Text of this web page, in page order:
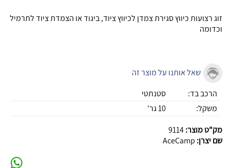
זוג רצועות כיווץ סגירת צמדן לכיווץ ציוד, ביגוד או הצמדת ציוד לתרמיל
וכדומה
שאל אותנו על מוצר זה
הרכב בד:
סטנתטי
משקל:
10 גר'
מק"ט מוצר:9114
שם יצרן: AceCamp